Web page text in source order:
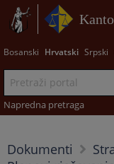
Bosanski Hrvatski Srpski
Napredna pretraga
Dokumenti